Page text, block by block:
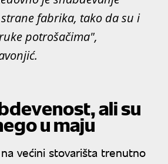
fabrika, tako da su i
potrošačima",
ali su
u maju
većini stovarišta trenutno